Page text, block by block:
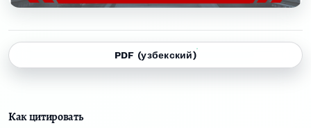
PDF (узбекский)
Как цитировать